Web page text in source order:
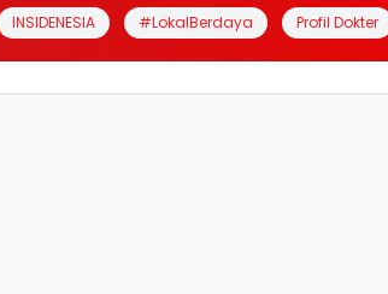
INSIDENESIA #LokalBerdaya Profil Dokter